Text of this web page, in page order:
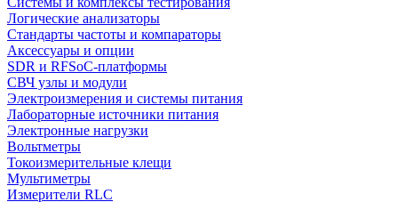
Логические анализаторы
Стандарты частоты и компараторы
Аксессуары и опции
SDR и RFSoC‑платформы
СВЧ узлы и модули
Электроизмерения и системы питания
Лабораторные источники питания
Электронные нагрузки
Вольтметры
Токоизмерительные клещи
Мультиметры
Измерители RLC